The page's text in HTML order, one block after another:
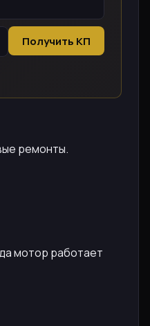
Получить КП
ремонты.
мотор работает